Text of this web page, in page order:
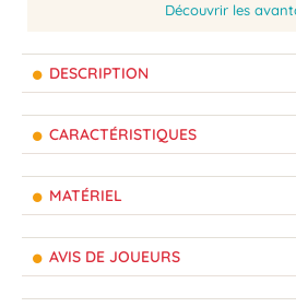
Découvrir les
DESCRIPTION
CARACTÉRISTIQUES
MATÉRIEL
AVIS DE JOUEURS